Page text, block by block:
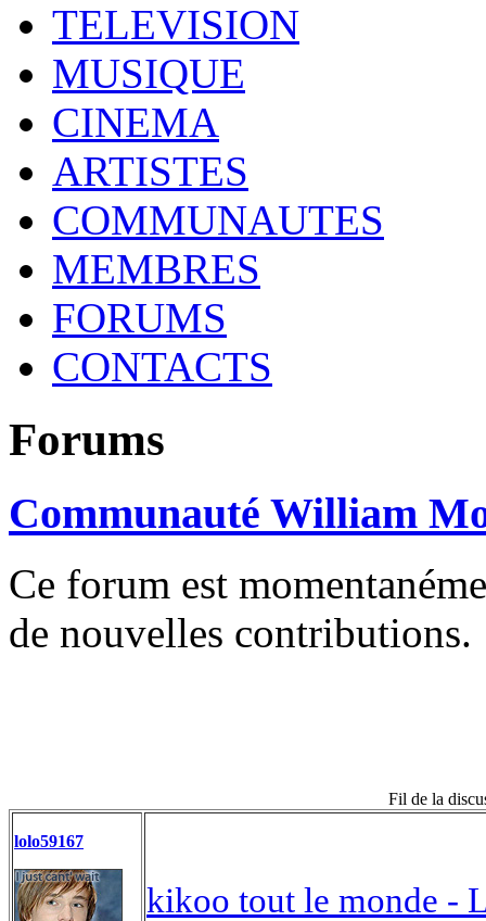
TELEVISION
MUSIQUE
CINEMA
ARTISTES
COMMUNAUTES
MEMBRES
FORUMS
CONTACTS
Forums
Communauté William
Ce forum est
de nouvelles contributions.
Fil de la
lolo59167
kikoo tout le monde -